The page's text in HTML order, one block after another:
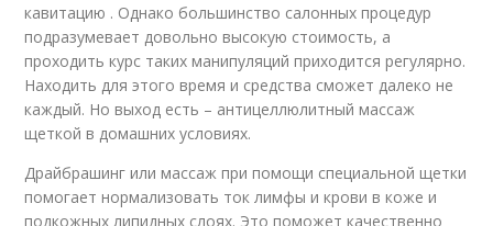
кавитацию . Однако большинство салонных процедур
подразумевает довольно высокую стоимость, а
проходить курс таких манипуляций приходится регулярно.
Находить для этого время и средства сможет далеко не
каждый. Но выход есть – антицеллюлитный массаж
щеткой в домашних условиях.
Драйбрашинг или массаж при помощи специальной щетки
помогает нормализовать ток лимфы и крови в коже и
подкожных липидных слоях. Это поможет качественно